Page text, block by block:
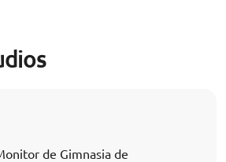
de Gimnasia de